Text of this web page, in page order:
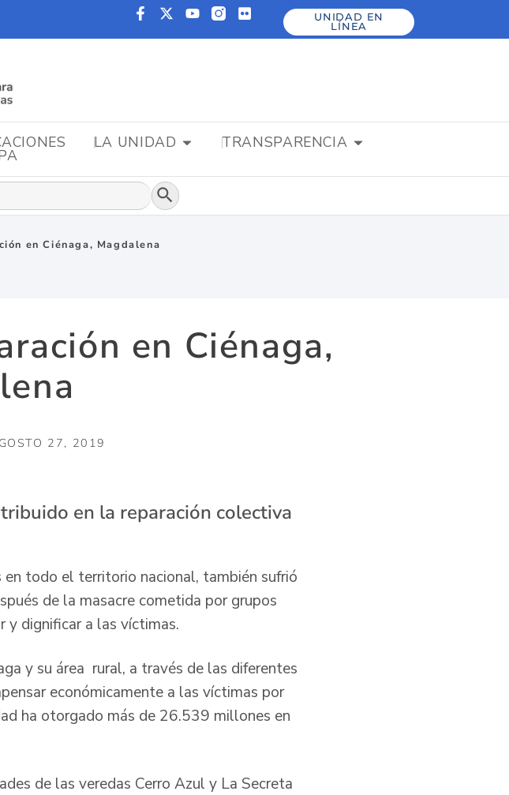
UNIDAD EN
LÍNEA
LA UNIDAD TRANSPARENCIA
Botón de búsqueda
en Ciénaga, Magdalena
en Ciénaga,
27, 2019
en la reparación colectiva
en todo el territorio nacional, también sufrió
de la masacre cometida por grupos
y dignificar a las víctimas.
y su área rural, a través de las diferentes
económicamente a las víctimas por
ha otorgado más de 26.539 millones en
de las veredas Cerro Azul y La Secreta